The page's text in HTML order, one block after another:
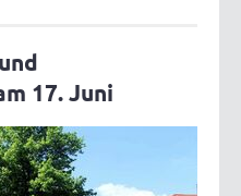
17. Juni